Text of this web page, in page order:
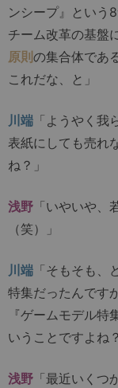
ンシープ』という
チーム改革の基盤
原則 の集合体であ
これだな、と」
川端 「ようやく
表紙にしても売れ
ね？」
浅野 「いやいや、
（笑）」
川端 「そもそも
特集だったんです
『ゲームモデル
いうことですよね
浅野 「最近いくつ